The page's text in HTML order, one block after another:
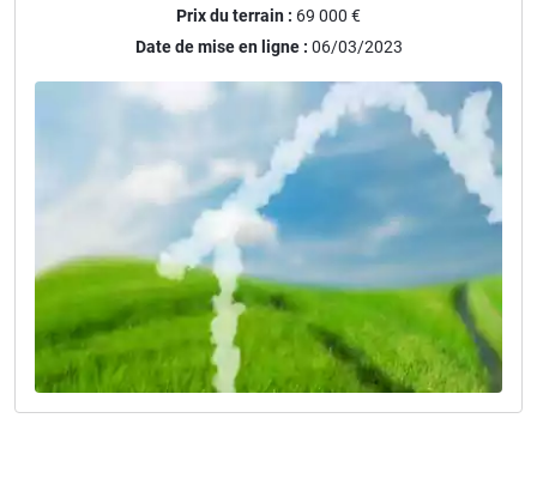
Prix du terrain : 69 000 €
Date de mise en ligne : 06/03/2023